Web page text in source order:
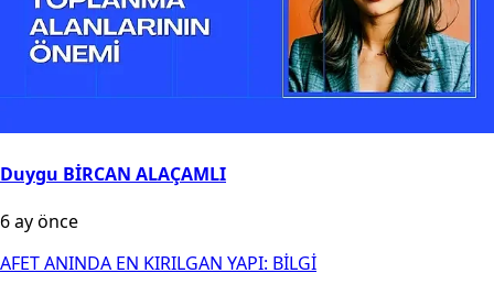
Duygu BİRCAN ALAÇAMLI
6 ay önce
AFET ANINDA EN KIRILGAN YAPI: BİLGİ